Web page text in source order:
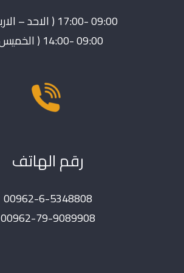
09:00 -17:00 ( الاحد – الاربعاء )
09:00 -14:00 ( الخميس )
رقم الهاتف
00962-6-5348808
00962-79-9089908